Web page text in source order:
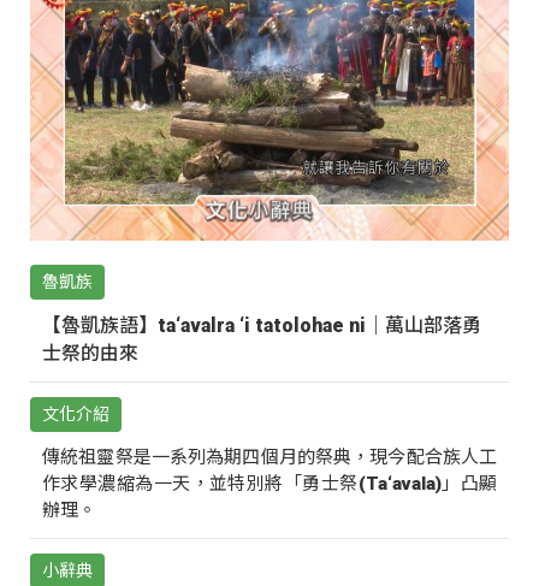
魯凱族
【魯凱族語】ta‘avalra ‘i tatolohae ni｜萬山部落勇
士祭的由來
文化介紹
傳統祖靈祭是一系列為期四個月的祭典，現今配合族人工
作求學濃縮為一天，並特別將「勇士祭(Ta‘avala)」凸顯
辦理。
小辭典